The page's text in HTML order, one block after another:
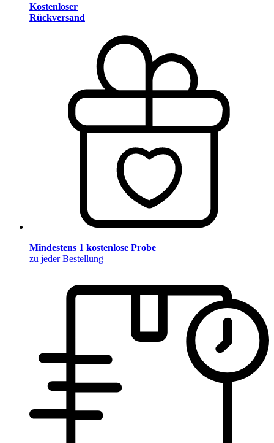
Kostenloser
Rückversand
Mindestens 1 kostenlose Probe
zu jeder Bestellung